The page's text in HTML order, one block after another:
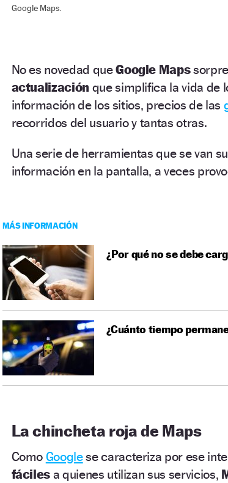
Google Maps.
No es novedad queGoogle Maps
actualización que simplifica la vida de
información de los sitios, precios de las
recorridos del usuario y tantas otras.
Una serie de herramientas que se van
información en la pantalla, a veces
MÁS INFORMACIÓN
¿Por qué no se debe
¿Cuánto tiempo
La chincheta roja de Maps
Como Googlese caracteriza por ese
fáciles a quienes utilizan sus servicios,